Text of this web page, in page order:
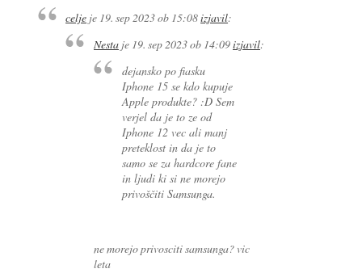
celje je 19. sep 2023 ob 15:08izjavil:
Nestaje 19. sep 2023 ob 14:09izjavil:
dejansko po fiasku
Iphone 15 se kdo kupuje
Apple produkte? :D Sem
verjel da je to ze od
Iphone 12 vec ali manj
preteklost in da je to
samo se za hardcore fane
in ljudi ki si ne morejo
privoščiti Samsunga.
ne morejo privosciti samsunga? vic
leta